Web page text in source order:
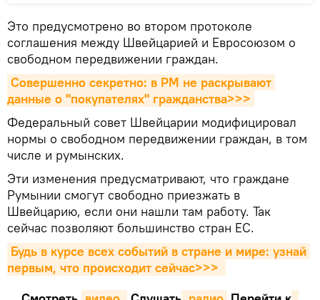
Это предусмотрено во втором протоколе
соглашения между Швейцарией и Евросоюзом о
свободном передвижении граждан.
Совершенно секретно: в РМ не раскрывают
данные о "покупателях" гражданства>>>
Федеральный совет Швейцарии модифицировал
нормы о свободном передвижении граждан, в том
числе и румынских.
Эти изменения предусматривают, что граждане
Румынии смогут свободно приезжать в
Швейцарию, если они нашли там работу. Так
сейчас позволяют большинство стран ЕС.
Будь в курсе всех событий в стране и мире: узнай
первым, что происходит сейчаc>>>